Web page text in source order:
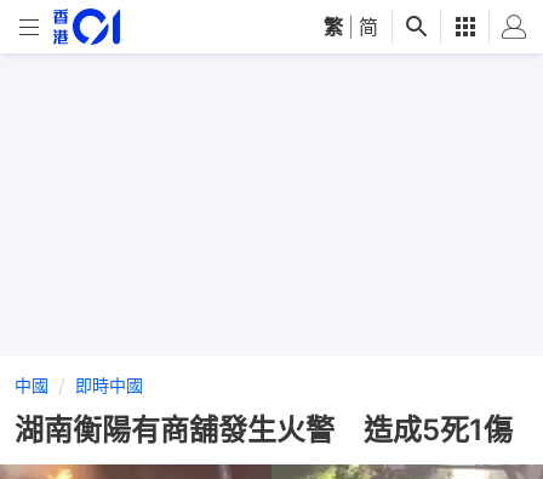
繁 简
中國 即時中國
湖南衡陽有商舖發生火警 造成5死1傷